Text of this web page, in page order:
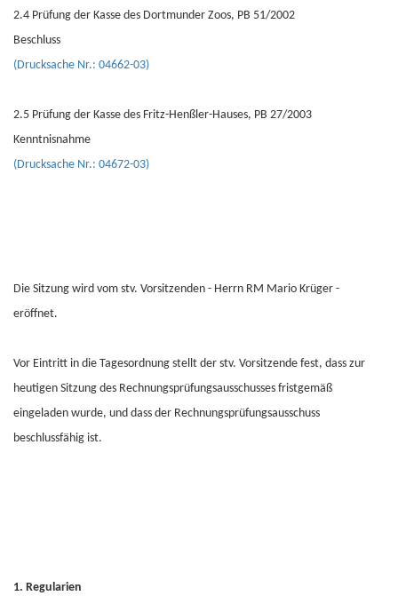
2.4 Prüfung der Kasse des Dortmunder Zoos, PB 51/2002
Beschluss
(Drucksache Nr.: 04662-03)
2.5 Prüfung der Kasse des Fritz-Henßler-Hauses, PB 27/2003
Kenntnisnahme
(Drucksache Nr.: 04672-03)
Die Sitzung wird vom stv. Vorsitzenden - Herrn RM Mario Krüger -
eröffnet.
Vor Eintritt in die Tagesordnung stellt der stv. Vorsitzende fest, dass zur
heutigen Sitzung des Rechnungsprüfungsausschusses fristgemäß
eingeladen wurde, und dass der Rechnungsprüfungsausschuss
beschlussfähig ist.
1. Regularien